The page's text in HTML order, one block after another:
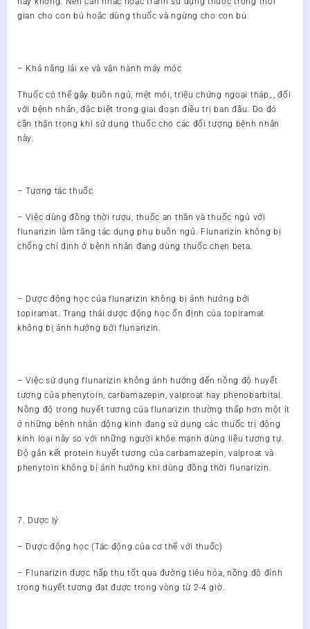
gian cho con bú hoặc dùng thuốc và ngừng cho con bú.
– Khả năng lái xe và vận hành máy móc
Thuốc có thể gây buồn ngủ, mệt mỏi, triệu chứng ngoại tháp,., đối
với bệnh nhân, đặc biệt trong giai đoạn điều trị ban đầu. Do đó
cần thận trọng khi sử dụng thuốc cho các đối tượng bệnh nhân
này.
– Tương tác thuốc
– Việc dùng đồng thời rượu, thuốc an thần và thuốc ngủ với
flunarizin làm tăng tác dụng phụ buồn ngủ. Flunarizin không bị
chống chỉ định ở bệnh nhân đang dùng thuốc chẹn beta.
– Dược động học của flunarizin không bị ảnh hưởng bởi
topiramat. Trạng thái dược động học ổn định của topiramat
không bị ảnh hưởng bởi flunarizin.
– Việc sử dụng flunarizin không ảnh hưởng đến nồng độ huyết
tương của phenytoin, carbamazepin, valproat hay phenobarbital.
Nồng độ trong huyết tương của flunarizin thường thấp hơn một ít
ở những bệnh nhân động kinh đang sử dụng các thuốc trị động
kinh loại này so với những người khỏe mạnh dùng liều tương tự.
Độ gắn kết protein huyết tương của carbamazepin, valproat và
phenytoin không bị ảnh hưởng khi dùng đồng thời flunarizin.
7. Dược lý
– Dược động học (Tác động của cơ thể với thuốc)
– Flunarizin được hấp thu tốt qua đường tiêu hóa, nồng độ đỉnh
trong huyết tương đạt được trong vòng từ 2-4 giờ.